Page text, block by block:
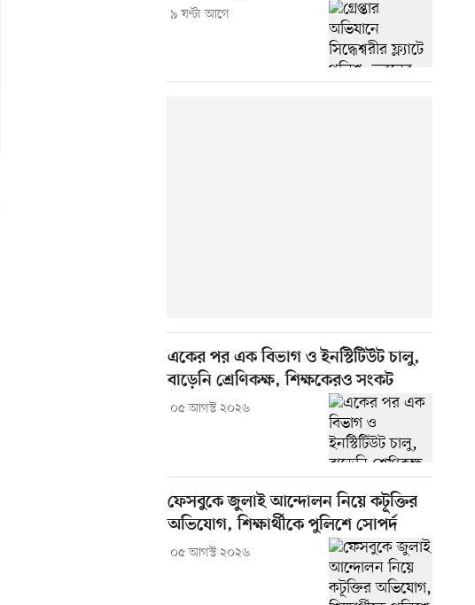
৯ ঘণ্টা আগে
একের পর এক বিভাগ ও ইনস্টিটিউট চালু,
বাড়েনি শ্রেণিকক্ষ, শিক্ষকেরও সংকট
০৫ আগস্ট ২০২৬
ফেসবুকে জুলাই আন্দোলন নিয়ে কটূক্তির
অভিযোগ, শিক্ষার্থীকে পুলিশে সোপর্দ
০৫ আগস্ট ২০২৬